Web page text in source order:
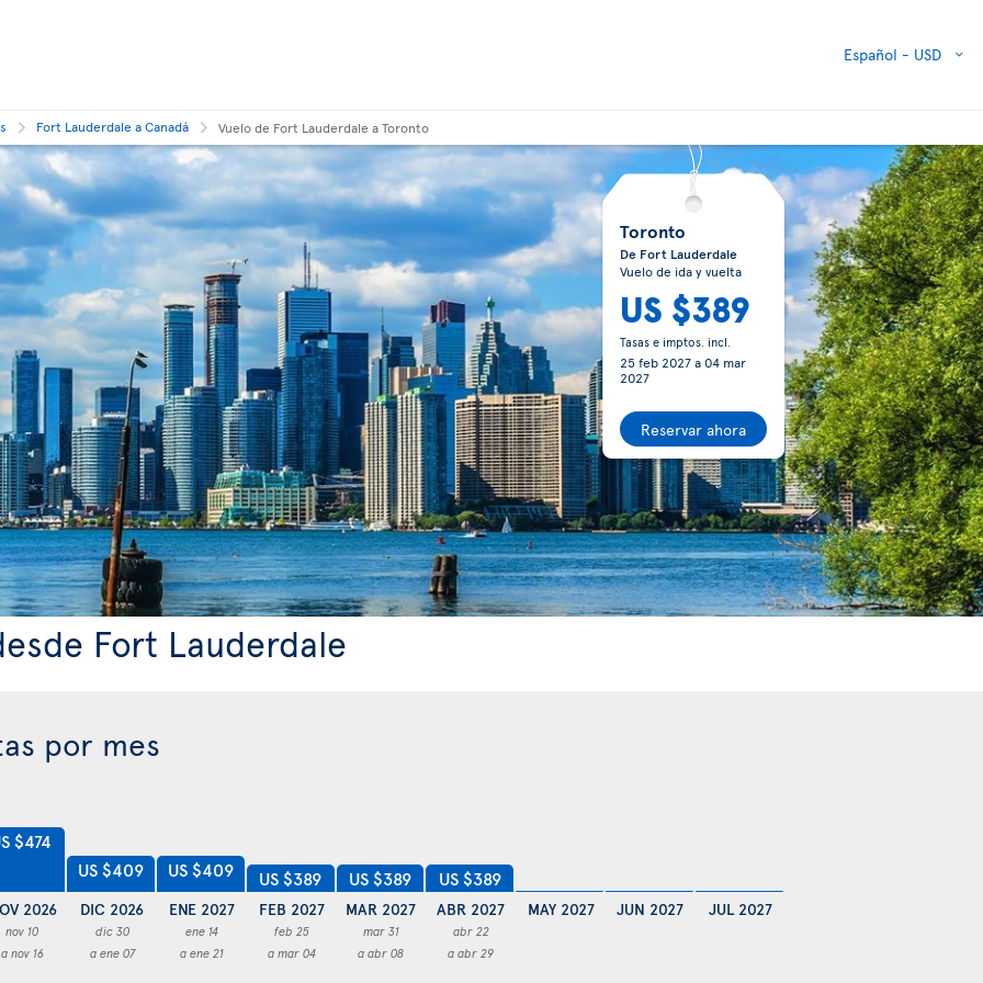
Español - USD
Fort Lauderdale a Canadá Vuelo de Fort Lauderdale a Toronto
Toronto
De Fort Lauderdale
Vuelo de ida y vuelta
US $389
Tasas e imptos. incl.
25 feb 2027a04 mar
2027
Reservar ahora
Fort Lauderdale
por mes
$474
2026
nov 10
a nov 16
US $409
DIC 2026
dic 30
a ene 07
US $409
ENE 2027
ene 14
a ene 21
US $389
FEB 2027
feb 25
a mar 04
US $389
MAR 2027
mar 31
a abr 08
US $389
ABR 2027
abr 22
a abr 29
MAY 2027 JUN 2027 JUL 2027